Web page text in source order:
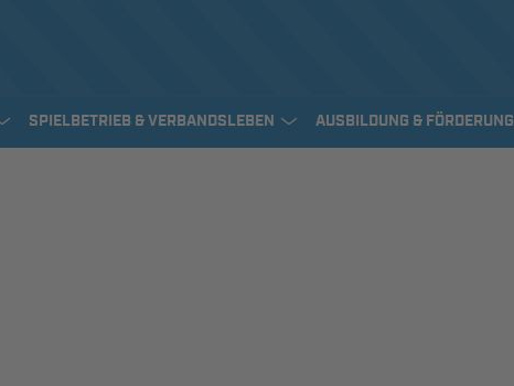
SPIELBETRIEB & VERBANDSLEBEN AUSBILDUNG & FÖRDERUNG